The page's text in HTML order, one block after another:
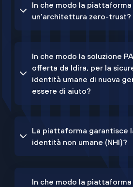
In che modo la
un'architettura zero-trust?
In che modo la soluzione
offerta da Idira, per la
identità umane di nuova
essere di aiuto?
La piattaforma garantisce
identità non umane (NHI)?
In che modo la